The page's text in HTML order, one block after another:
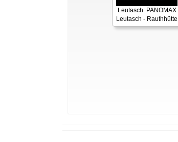
Leutasch: PANOMAX
Leutasch - Rauthhütte